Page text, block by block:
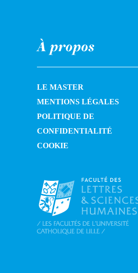
À propos
LE MASTER
MENTIONS LÉGALES
POLITIQUE DE
CONFIDENTIALITÉ
COOKIE